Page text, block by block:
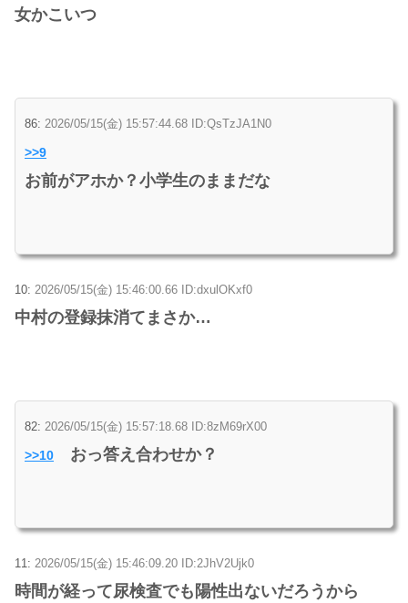
女かこいつ
86: 2026/05/15(金) 15:57:44.68 ID:QsTzJA1N0
>>9
お前がアホか？小学生のままだな
10: 2026/05/15(金) 15:46:00.66 ID:dxulOKxf0
中村の登録抹消てまさか…
82: 2026/05/15(金) 15:57:18.68 ID:8zM69rX00
>>10 おっ答え合わせか？
11: 2026/05/15(金) 15:46:09.20 ID:2JhV2Ujk0
時間が経って尿検査でも陽性出ないだろうから